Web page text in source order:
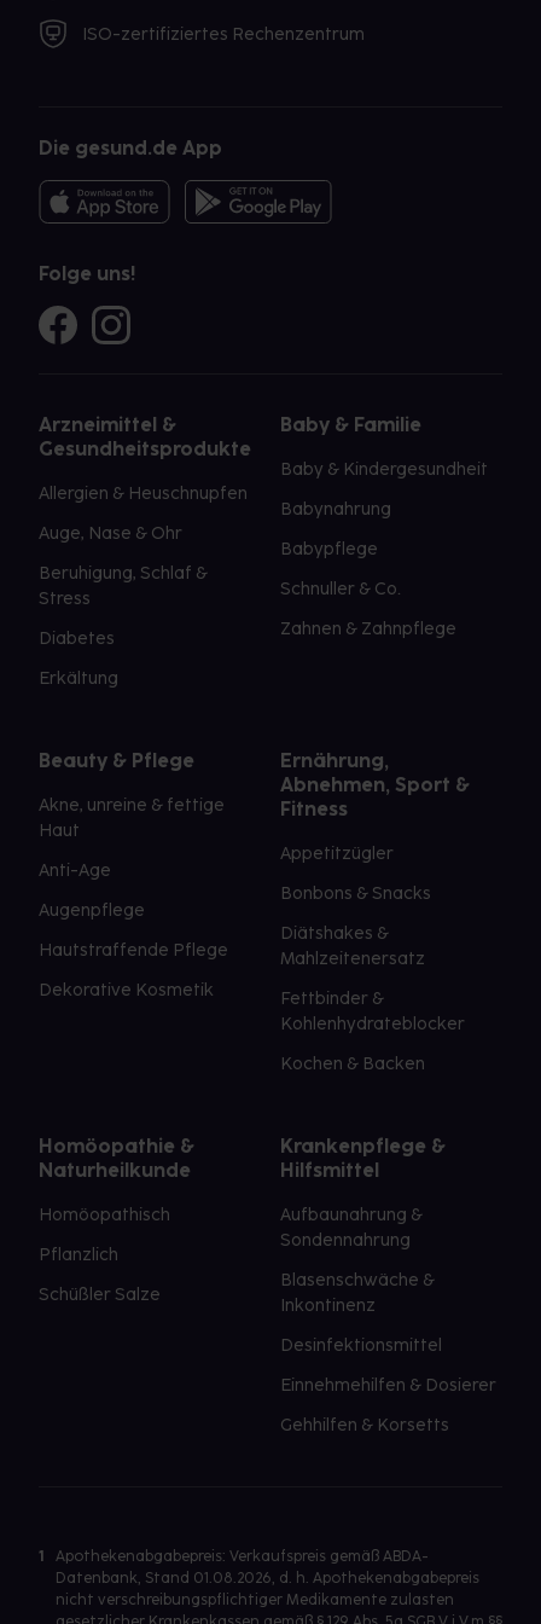
ISO-zertifiziertes Rechenzentrum
Die gesund.de App
Folge uns!
Arzneimittel &
Gesundheitsprodukte
Allergien & Heuschnupfen
Auge, Nase & Ohr
Beruhigung, Schlaf &
Stress
Diabetes
Erkältung
Baby & Familie
Baby & Kindergesundheit
Babynahrung
Babypflege
Schnuller & Co.
Zahnen & Zahnpflege
Beauty & Pflege
Akne, unreine & fettige
Haut
Anti-Age
Augenpflege
Hautstraffende Pflege
Dekorative Kosmetik
Ernährung,
Abnehmen, Sport &
Fitness
Appetitzügler
Bonbons & Snacks
Diätshakes &
Mahlzeitenersatz
Fettbinder &
Kohlenhydrateblocker
Kochen & Backen
Homöopathie &
Naturheilkunde
Homöopathisch
Pflanzlich
Schüßler Salze
Krankenpflege &
Hilfsmittel
Aufbaunahrung &
Sondennahrung
Blasenschwäche &
Inkontinenz
Desinfektionsmittel
Einnehmehilfen & Dosierer
Gehhilfen & Korsetts
1
Apothekenabgabepreis: Verkaufspreis gemäß ABDA-
Datenbank, Stand 01.08.2026, d. h. Apothekenabgabepreis
nicht verschreibungspflichtiger Medikamente zulasten